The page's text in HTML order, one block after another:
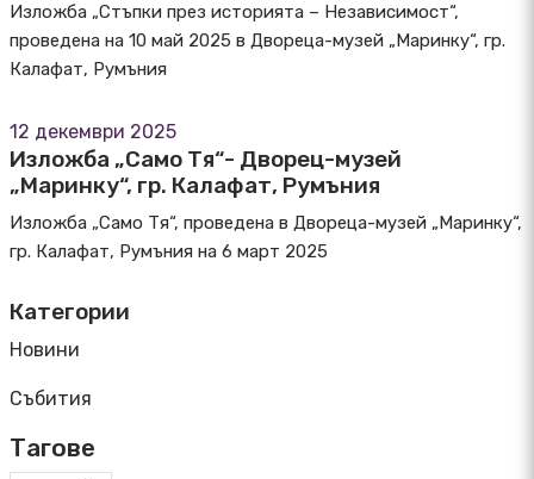
Изложба „Стъпки през историята – Независимост“,
проведена на 10 май 2025 в Двореца-музей „Маринку“, гр.
Калафат, Румъния
12 декември 2025
Изложба „Само Тя“- Дворец-музей
„Маринку“, гр. Калафат, Румъния
Изложба „Само Тя“, проведена в Двореца-музей „Маринку“,
гр. Калафат, Румъния на 6 март 2025
Категории
Новини
Събития
Тагове